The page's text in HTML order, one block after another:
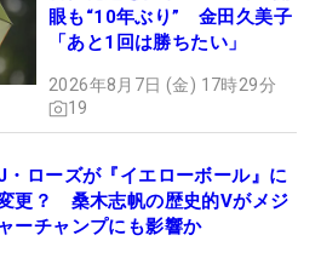
ショップライトLPGAクラシ
？』の問いに対しては「期末
忙しいの（笑）」。スタンフ
、今週とはまた違う忙しさが
の賞を総なめにしてきた超逸
かという真っ暗闇の中、優勝
眼も“10年ぶり” 金田久美子
「あと1回は勝ちたい」
2026年8月7日 (金) 17時29分
19
・ローズが『イエローボール』に
更？ 桑木志帆の歴史的Vがメジ
ャーチャンプにも影響か